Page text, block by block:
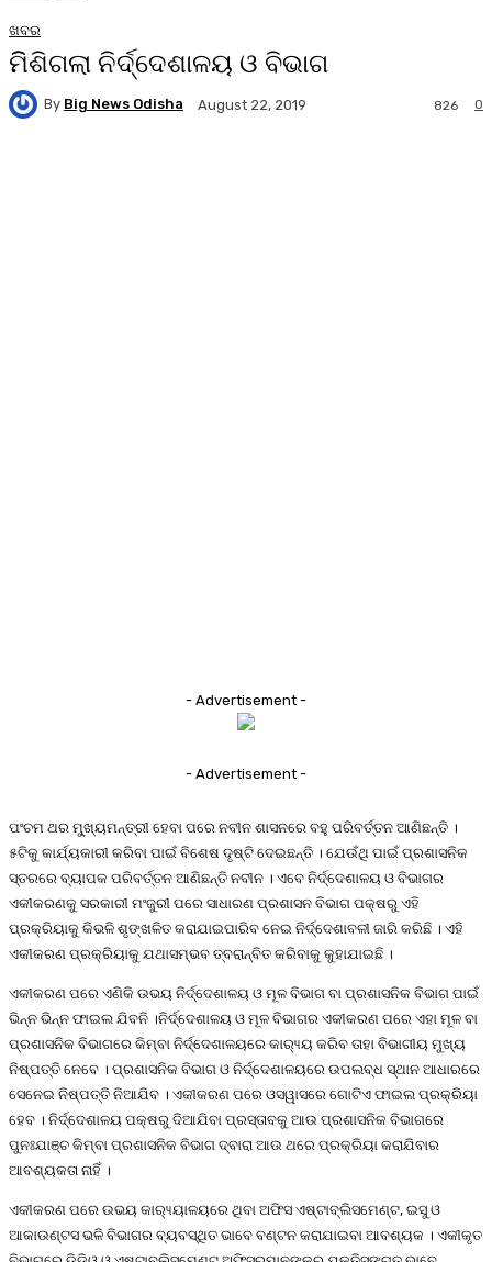
ଖବର
ମିିଶିଗଲା ନିର୍ଦ୍ଦେଶାଳୟ ଓ ବିଭାଗ
By Big News Odisha August 22, 2019 0
826
- Advertisement -
- Advertisement -
ପଂଚମ ଥର ମୁ୍ଖ୍ୟମନ୍ତ୍ରୀ ହେବା ପରେ ନବୀନ ଶାସନରେ ବହୁ ପରିବର୍ତ୍ତନ ଆଣିଛନ୍ତି ।
୫ଟିକୁ କାର୍ଯ୍ୟକାରୀ କରିବା ପାଇଁ ବିଶେଷ ଦୃଷ୍ଟି ଦେଇଛନ୍ତି । ଯେଉଁଥି ପାଇଁ ପ୍ରଶାସନିକ
ସ୍ତରରେ ବ୍ୟାପକ ପରିବର୍ତ୍ତନ ଆଣିଛନ୍ତି ନବୀନ । ଏବେ ନିର୍ଦ୍ଦେଶାଳୟ ଓ ବିଭାଗର
ଏକୀକରଣକୁ ସରକାରୀ ମଂଜୁରୀ ପରେ ସାଧାରଣ ପ୍ରଶାସନ ବିଭାଗ ପକ୍ଷରୁ ଏହି
ପ୍ରକ୍ରିୟାକୁ କିଭଳି ଶୃଙ୍ଖଳିତ କରାଯାଇପାରିବ ନେଇ ନିର୍ଦ୍ଦେଶାବଳୀ ଜାରି କରିଛି । ଏହି
ଏକୀକରଣ ପ୍ରକ୍ରିୟାକୁ ଯଥାସମ୍ଭବ ତ୍ବରାନ୍ବିତ କରିବାକୁ କୁହାଯାଇଛି ।
ଏକୀକରଣ ପରେ ଏଣିକି ଉଭୟ ନିର୍ଦ୍ଦେଶାଳୟ ଓ ମୂଳ ବିଭାଗ ବା ପ୍ରଶାସନିକ ବିଭାଗ ପାଇଁ
ଭିନ୍ନ ଭିନ୍ନ ଫାଇଲ ଯିବନି ।ନିର୍ଦ୍ଦେଶାଳୟ ଓ ମୂଳ ବିଭାଗର ଏକୀକରଣ ପରେ ଏହା ମୂଳ ବା
ପ୍ରଶାସନିକ ବିଭାଗରେ କିମ୍ବା ନିର୍ଦ୍ଦେଶାଳୟରେ କାର‌୍ୟ୍ୟ କରିବ ତାହା ବିଭାଗୀୟ ମୁଖ୍ୟ
ନିଷ୍ପତ୍ତି ନେବେ । ପ୍ରଶାସନିକ ବିଭାଗ ଓ ନିର୍ଦ୍ଦେଶାଳୟରେ ଉପଲବ୍ଧ ସ୍ଥାନ ଆଧାରରେ
ସେନେଇ ନିଷ୍ପତ୍ତି ନିଆଯିବ । ଏକୀକରଣ ପରେ ଓସୱାସରେ ଗୋଟିଏ ଫାଇଲ ପ୍ରକ୍ରିୟା
ହେବ । ନିର୍ଦ୍ଦେଶାଳୟ ପକ୍ଷରୁ ଦିଆଯିବା ପ୍ରସ୍ତାବକୁ ଆଉ ପ୍ରଶାସନିକ ବିଭାଗରେ
ପୁନଃଯାଞ୍ଚ କିମ୍ବା ପ୍ରଶାସନିକ ବିଭାଗ ଦ୍ବାରା ଆଉ ଥରେ ପ୍ରକ୍ରିୟା କରାଯିବାର
ଆବଶ୍ୟକତା ନାହିଁ ।
ଏକୀକରଣ ପରେ ଉଭୟ କାର‌୍ୟ୍ୟାଳୟରେ ଥିବା ଅଫିସ ଏଷ୍ଟାବ୍ଲିସମେଣ୍ଟ, ଇସୁ ଓ
ଆକାଉଣ୍ଟସ ଭଳି ବିଭାଗର ବ୍ୟବସ୍ଥିତ ଭାବେ ବଣ୍ଟନ କରାଯାଇବା ଆବଶ୍ୟକ । ଏକୀକୃତ